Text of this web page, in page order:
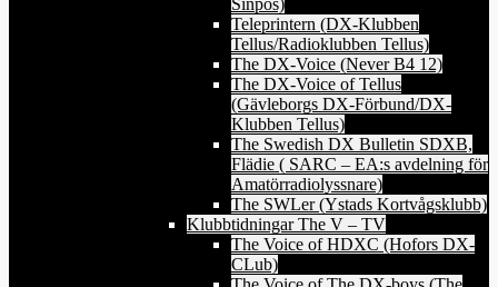
Teleprintern (DX-Klubben
Tellus/Radioklubben Tellus)
The DX-Voice (Never B4 12)
The DX-Voice of Tellus
(Gävleborgs DX-Förbund/DX-
Klubben Tellus)
The Swedish DX Bulletin SDXB,
Flädie ( SARC – EA:s avdelning för
Amatörradiolyssnare)
The SWLer (Ystads Kortvågsklubb)
Klubbtidningar The V – TV
The Voice of HDXC (Hofors DX-
CLub)